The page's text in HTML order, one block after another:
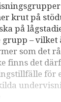
krut på
på
– vilket
som det
finns det
för